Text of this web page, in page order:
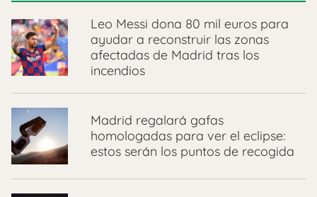
Leo Messi dona 80 mil euros para
ayudar a reconstruir las zonas
afectadas de Madrid tras los
incendios
Madrid regalará gafas
homologadas para ver el eclipse:
estos serán los puntos de recogida